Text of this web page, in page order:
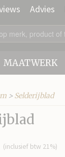
Advies
MAATWERK
> Selderijblad
(inclusief btw 21%)